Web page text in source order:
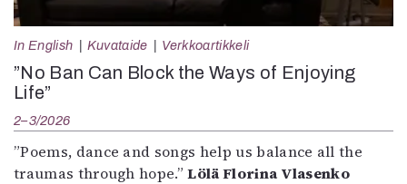
In English Kuvataide Verkkoartikkeli
”No Ban Can Block the Ways of Enjoying
Life”
2–3/2026
”Poems, dance and songs help us balance all the
traumas through hope.”Lölä Florina Vlasenko